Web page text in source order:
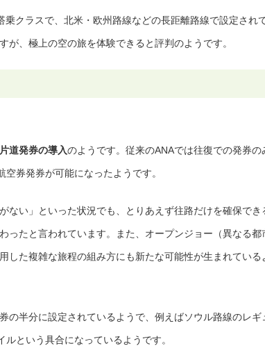
乗クラスで、北米・欧州路線などの長距離路線で設定され
、極上の空の旅を体験できると評判のようです。
片道発券の導入のようです。従来のANAでは往復での発券の
券発券が可能になったようです。
ない」といった状況でも、とりあえず往路だけを確保でき
ったと言われています。また、オープンジョー（異なる都
した複雑な旅程の組み方にも新たな可能性が生まれている
の半分に設定されているようで、例えばソウル路線のレギ
という具合になっているようです。